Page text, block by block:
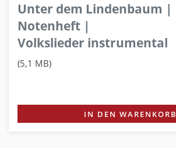
Unter dem Lindenbaum |
Notenheft |
Volkslieder instrumental
(5,1 MB)
IN DEN WARENKORB